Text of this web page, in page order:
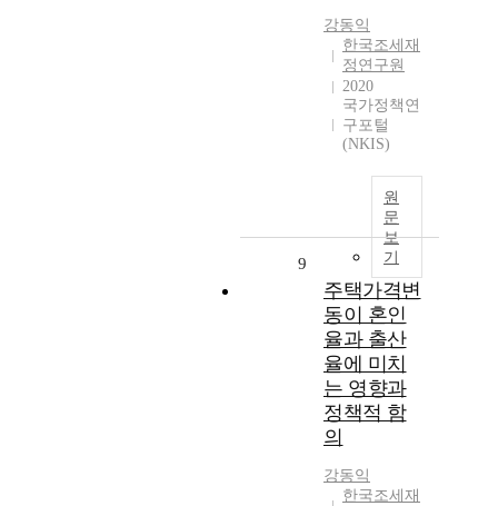
강동익
한국조세재
정연구원
2020
국가정책연
구포털
(NKIS)
원
문
보
기
9
주택가격변
동이 혼인
율과 출산
율에 미치
는 영향과
정책적 함
의
강동익
한국조세재